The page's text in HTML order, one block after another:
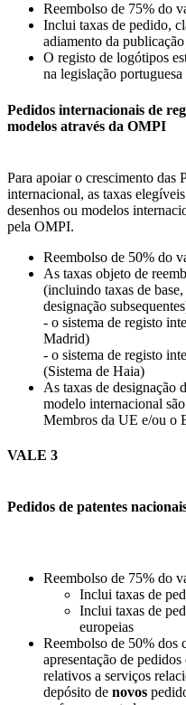
Reembolso de 75% do
Inclui taxas de pedido,
adiamento da publicação
O registo de logótipos
na legislação portuguesa
Pedidos internacionais de
modelos através da OMPI
Para apoiar o crescimento das
internacional, as taxas
desenhos ou modelos
pela OMPI.
Reembolso de 50% do
As taxas objeto de
(incluindo taxas de
designação
- o sistema de registo
Madrid)
- o sistema de registo
(Sistema de Haia)
As taxas de designação
modelo internacional
Membros da UE e/ou o
VALE 3
Pedidos de patentes
Reembolso de 75% do
Inclui taxas de
Inclui taxas de
europeias
Reembolso de 50% dos
apresentação de
relativos a serviços
depósito de novos